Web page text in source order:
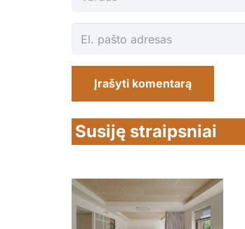
Įrašyti komentarą
Susiję straipsniai